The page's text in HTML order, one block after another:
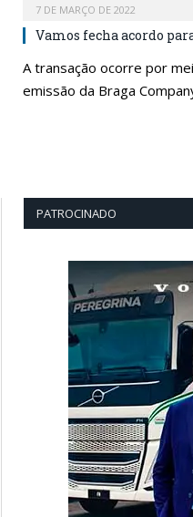
7 DE MARÇO DE 2022
Vamos fecha acordo
A transação ocorre por
emissão da Braga
PATROCINADO